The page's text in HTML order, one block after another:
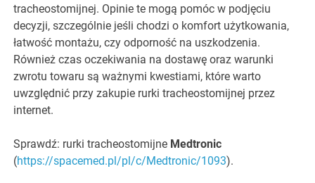
tracheostomijnej. Opinie te mogą pomóc w podjęciu
decyzji, szczególnie jeśli chodzi o komfort użytkowania,
łatwość montażu, czy odporność na uszkodzenia.
Również czas oczekiwania na dostawę oraz warunki
zwrotu towaru są ważnymi kwestiami, które warto
uwzględnić przy zakupie rurki tracheostomijnej przez
internet.
Sprawdź: rurki tracheostomijne Medtronic
(https://spacemed.pl/pl/c/Medtronic/1093).